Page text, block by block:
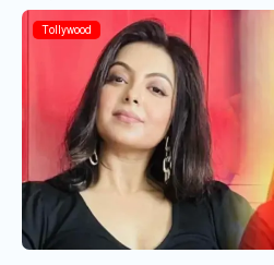
Tollywood